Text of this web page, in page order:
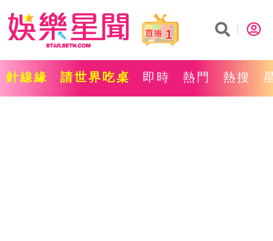
1
針線緣 請世界吃桌 即時 熱門 熱搜